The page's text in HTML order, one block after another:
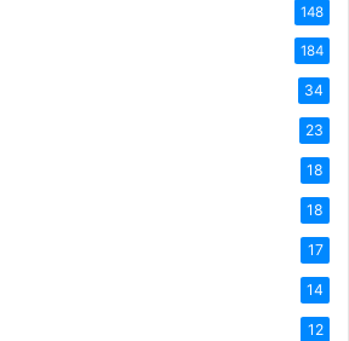
148
184
34
23
18
18
17
14
12